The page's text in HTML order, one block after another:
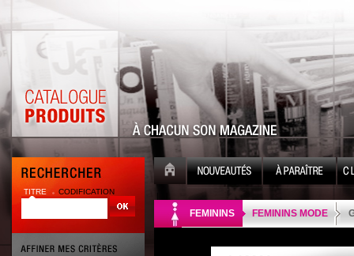
TITRE CODIFICATION
FEMININS FEMININS MODE